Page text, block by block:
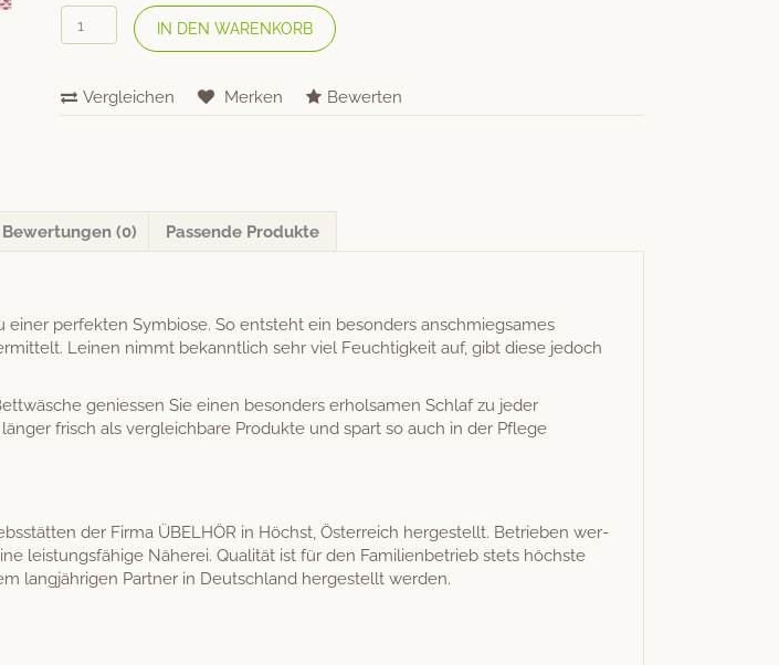
ÜBELHÖR
Bio
Bettwäsche
«Noblesse»
IN DEN WARENKORB
Vergleichen Merken Bewerten
Bewertungen (0) Passende Produkte
per­fek­ten Sym­biose. So entste­ht ein beson­ders anschmiegsames
Leinen nimmt bekan­ntlich sehr viel Feuchtigkeit auf, gibt diese jedoch
geniessen Sie einen beson­ders erhol­samen Schlaf zu jed­er
frisch als ver­gle­ich­bare Pro­duk­te und spart so auch in der Pflege
der Fir­ma ÜBELHÖR in Höchst, Öster­re­ich hergestellt. Betrieben wer­
leis­tungs­fähige Näherei. Qual­ität ist für den Fam­i­lien­be­trieb stets höch­ste
langjähri­gen Part­ner in Deutsch­land hergestellt werden.